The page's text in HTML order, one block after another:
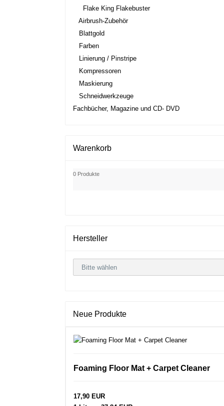
Flake King Flakebuster
Airbrush-Zubehör
Blattgold
Farben
Linierung / Pinstripe
Kompressoren
Maskierung
Schneidwerkzeuge
Fachbücher, Magazine und CD- DVD
Warenkorb
0 Produkte
Hersteller
Neue Produkte
Foaming Floor Mat + Carpet Cleaner
17,90 EUR